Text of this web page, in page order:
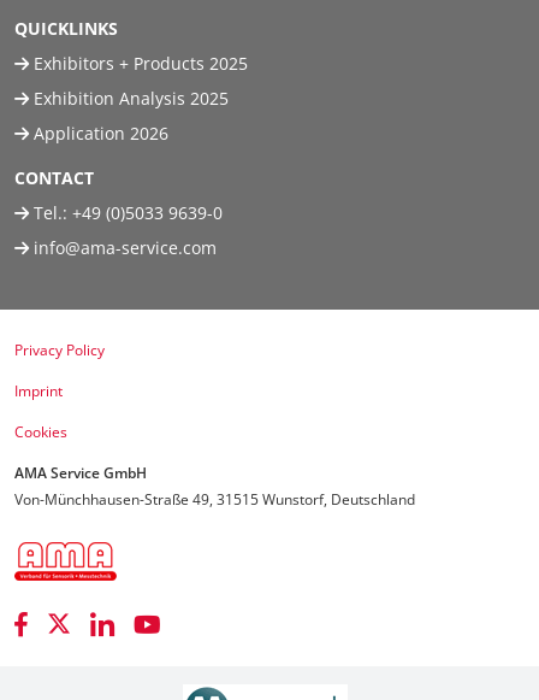
QUICKLINKS
Exhibitors + Products 2025
Exhibition Analysis 2025
Application 2026
CONTACT
Tel.: +49 (0)5033 9639-0
info@ama-service.com
Privacy Policy
Imprint
Cookies
AMA Service GmbH
Von-Münchhausen-Straße 49, 31515 Wunstorf, Deutschland